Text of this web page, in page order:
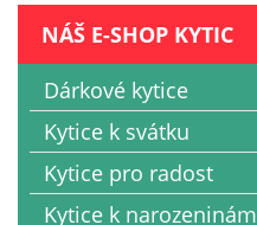
NÁŠ E-SHOP KYTIC
Dárkové kytice
Kytice k svátku
Kytice pro radost
Kytice k narozeninám